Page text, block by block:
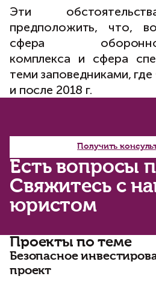
Эти
предположить, что,
сфера оборонно-
комплекса и сфера
теми заповедниками,
и после 2018 г.
Есть вопросы
Свяжитесь с
юристом
Получить
Проекты по теме
Безопасное
проект